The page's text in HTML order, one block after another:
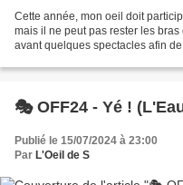
Cette année, mon oeil doit
mais il ne peut pas rester les bras
avant quelques spectacles afin
🎭 OFF24 - Yé !
Publié le 15/07/2024 à 23:00
Par L'Oeil de S